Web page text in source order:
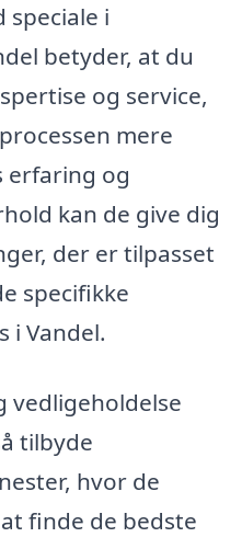
i
betyder, at du
og service,
mere
erfaring og
kan de give dig
der er tilpasset
specifikke
i Vandel.
vedligeholdelse
tilbyde
hvor de
finde de bedste